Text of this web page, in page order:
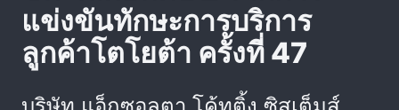
แข่งขันทักษะการบริการ
ลูกค้าโตโยต้า ครั้งที่ 47